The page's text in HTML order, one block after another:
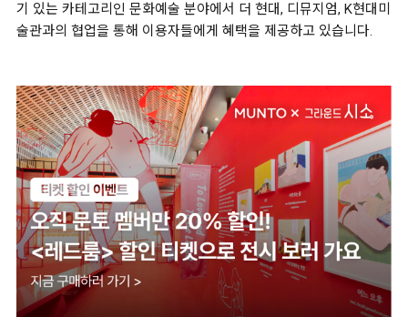
기 있는 카테고리인 문화예술 분야에서 더 현대, 디뮤지엄, K현대미
술관과의 협업을 통해 이용자들에게 혜택을 제공하고 있습니다.